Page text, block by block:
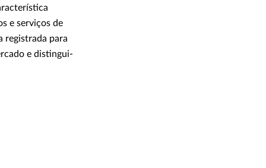
e serviços de
registrada para
e distingui-